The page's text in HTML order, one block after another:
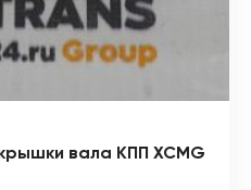
вала КПП XCMG